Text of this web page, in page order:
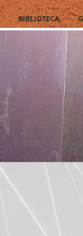
BIBLIOTECA